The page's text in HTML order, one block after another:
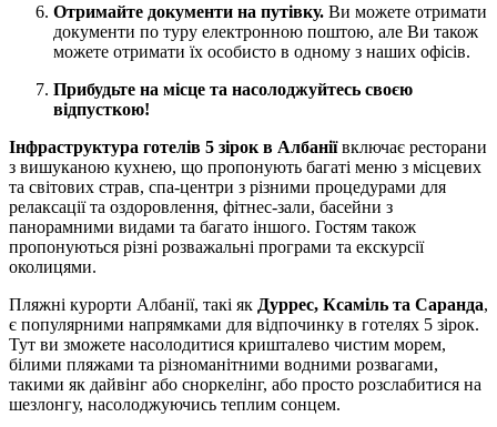
Отримайте документи на путівку. Ви можете отримати
документи по туру електронною поштою, але Ви також
можете отримати їх особисто в одному з наших офісів.
Прибудьте на місце та насолоджуйтесь своєю
відпусткою!
Інфраструктура готелів 5 зірок в Албаніївключає ресторани
з вишуканою кухнею, що пропонують багаті меню з місцевих
та світових страв, спа-центри з різними процедурами для
релаксації та оздоровлення, фітнес-зали, басейни з
панорамними видами та багато іншого. Гостям також
пропонуються різні розважальні програми та екскурсії
околицями.
Пляжні курорти Албанії, такі як Дуррес, Ксаміль та Саранда,
є популярними напрямками для відпочинку в готелях 5 зірок.
Тут ви зможете насолодитися кришталево чистим морем,
білими пляжами та різноманітними водними розвагами,
такими як дайвінг або сноркелінг, або просто розслабитися на
шезлонгу, насолоджуючись теплим сонцем.